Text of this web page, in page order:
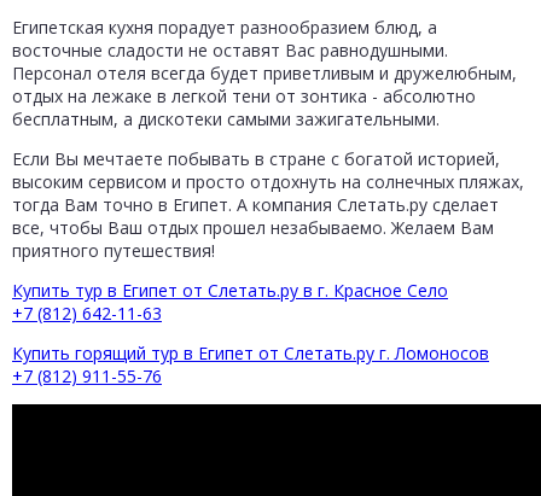
Египетская кухня порадует разнообразием блюд, а
восточные сладости не оставят Вас равнодушными.
Персонал отеля всегда будет приветливым и дружелюбным,
отдых на лежаке в легкой тени от зонтика - абсолютно
бесплатным, а дискотеки самыми зажигательными.
Если Вы мечтаете побывать в стране с богатой историей,
высоким сервисом и просто отдохнуть на солнечных пляжах,
тогда Вам точно в Египет. А компания Слетать.ру сделает
все, чтобы Ваш отдых прошел незабываемо. Желаем Вам
приятного путешествия!
Купить тур в Египет от Слетать.ру в г. Красное Село
+7 (812) 642-11-63
Купить горящий тур в Египет от Слетать.ру г. Ломоносов
+7 (812) 911-55-76